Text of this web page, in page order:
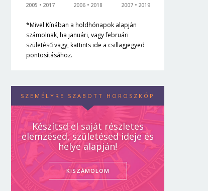
2005
2017
2006
2018
2007
2019
*Mivel Kínában a holdhónapok alapján
számolnak, ha januári, vagy februári
születésű vagy, kattints ide a csillagjegyed
pontosításához.
SZEMÉLYRE SZABOTT HOROSZKÓP
Készítsd el saját részletes
elemzésed, születésed ideje és
helye alapján!
KISZÁMOLOM